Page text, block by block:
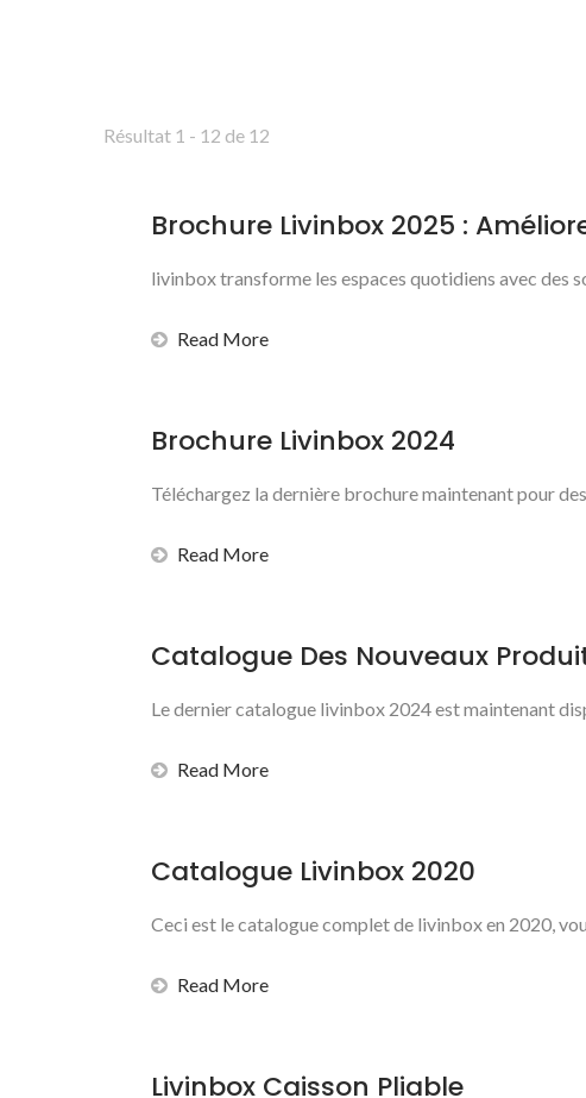
Résultat 1 - 12 de 12
Brochure Livinbox 2025 :
livinbox transforme les espaces quotidiens avec des
Read More
Brochure Livinbox 2024
Téléchargez la dernière brochure maintenant pour
Read More
Catalogue Des Nouveaux
Le dernier catalogue livinbox 2024 est maintenant
Read More
Catalogue Livinbox 2020
Ceci est le catalogue complet de livinbox en 2020,
Read More
Livinbox Caisson Pliable